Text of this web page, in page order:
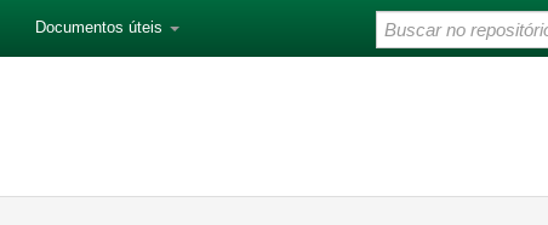
Documentos úteis